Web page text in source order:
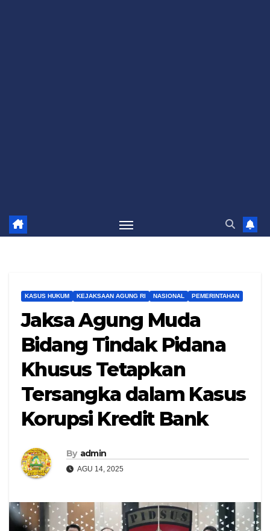
KASUS HUKUM KEJAKSAAN AGUNG RI NASIONAL PEMERINTAHAN
Jaksa Agung Muda
Bidang Tindak Pidana
Khusus Tetapkan
Tersangka dalam Kasus
Korupsi Kredit Bank
By admin
AGU 14, 2025